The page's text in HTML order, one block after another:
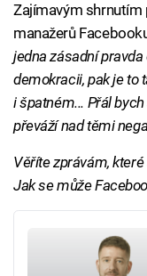
Zajímavým shrnutím
manažerů
jedna zásadní
demokracii, pak je to
i špatném... Přál
převáží nad těmi
Věříte zprávám,
Jak se může